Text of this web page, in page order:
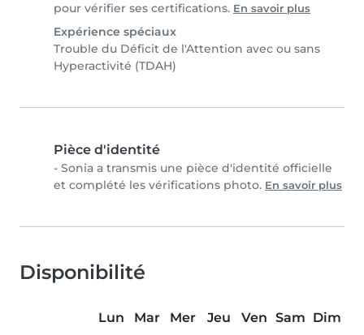
pour vérifier ses certifications. En savoir plus
Expérience spéciaux
Trouble du Déficit de l'Attention avec ou sans
Hyperactivité (TDAH)
Pièce d'identité
- Sonia a transmis une pièce d'identité officielle
et complété les vérifications photo. En savoir plus
Disponibilité
Lun Mar Mer Jeu Ven Sam Dim